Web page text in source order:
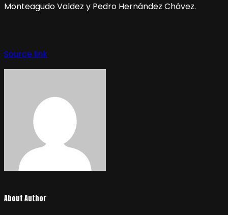
Monteagudo Valdez y Pedro Hernández Chávez.
Source link
About Author